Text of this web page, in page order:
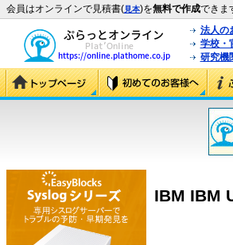
会員はオンラインで見積書(見本)を無料で作成できま
法人の
学校・
研究機
IBM IBM